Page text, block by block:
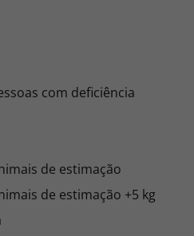
com deficiência
de estimação
de estimação +5 kg